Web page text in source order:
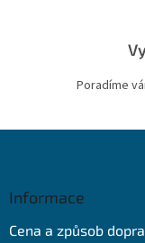
Poradíme
Informace
Cena a způsob